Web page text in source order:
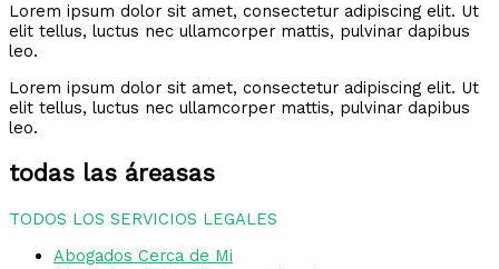
Lorem ipsum dolor sit amet, consectetur adipiscing elit. Ut
elit tellus, luctus nec ullamcorper mattis, pulvinar dapibus
leo.
Lorem ipsum dolor sit amet, consectetur adipiscing elit. Ut
elit tellus, luctus nec ullamcorper mattis, pulvinar dapibus
leo.
todas las áreasas
TODOS LOS SERVICIOS LEGALES
Abogados Cerca de Mi